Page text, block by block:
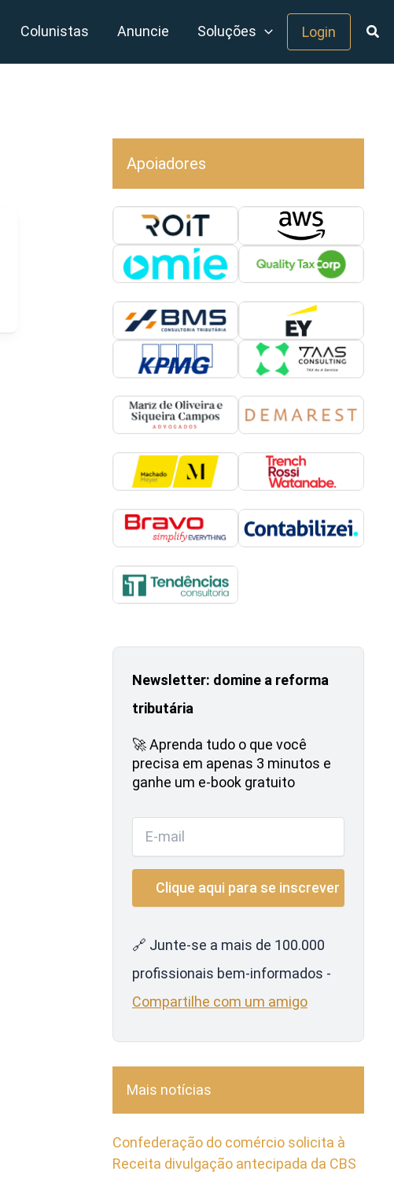
Colunistas Anuncie Soluções Login
Apoiadores
Newsletter: domine a reforma
tributária
🚀 Aprenda tudo o que você
precisa em apenas 3 minutos e
ganhe um e-book gratuito
🔗 Junte-se a mais de 100.000
profissionais bem-informados -
Compartilhe com um amigo
Mais notícias
Confederação do comércio solicita à
Receita divulgação antecipada da CBS